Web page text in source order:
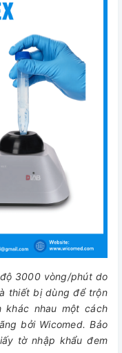
3000 vòng/phút do
thiết bị dùng để trộn
nhau một cách
bởi Wicomed. Bảo
tờ nhập khẩu đem